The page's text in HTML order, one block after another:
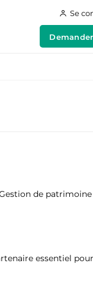
Se
de patrimoine
essentiel